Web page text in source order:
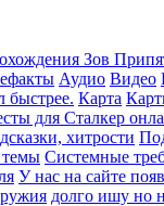
Зов
Аудио Видео
быстрее. Карта
для Сталкер
хитрости
Системные
У нас на сайте
долго ишу но